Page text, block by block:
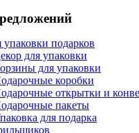
упаковки подарков
для упаковки
для упаковки
коробки
открытки и
пакеты
для подарка